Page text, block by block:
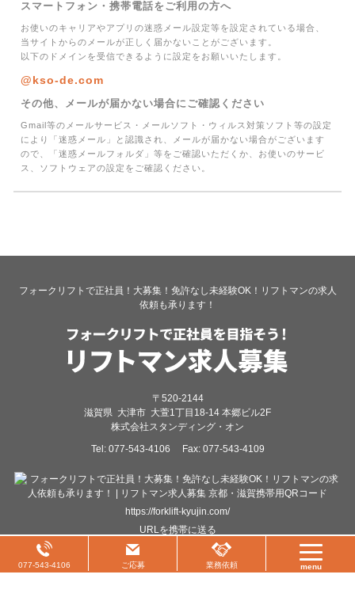
スマートフォン・携帯電話をご利用の方へ
お使いのキャリアやアプリの迷惑メール設定等を設定されている場合、
当サイトからのメールが正しく届かないことがございます。
以下のドメインを受信できるように設定をお願いいたします。
@kso-de.com
その他、メールが届かない場合にご確認ください
Gmail等のメールサービス・メールソフト・ウィルス対策ソフト等の設定
により「迷惑メール」と認識され、メールが届かない場合がございます
ので、「迷惑メールフォルダ」等をご確認いただくか、お使いのサービ
ス、ソフトウェアの設定をご確認ください。
フォークリフトで正社員！大募集！免許なし未経験OK！リフトマンの求人
依頼も承ります！
〒520-2144
滋賀県 大津市 大萱1丁目18-14 本郷ビル2F
株式会社スタンディング・オン
Tel: 077-543-4106 Fax: 077-543-4109
https://forklift-kyujin.com/
URLを携帯に送る
リフトマン求人募集 京都・滋賀All Rights Reserved
077-543-4106 ご応募 業務依頼 menu